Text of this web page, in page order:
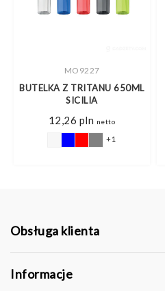
MO9227
BUTELKA Z TRITANU 650ML
SICILIA
12,26 pln netto
+1
Obsługa klienta
Informacje